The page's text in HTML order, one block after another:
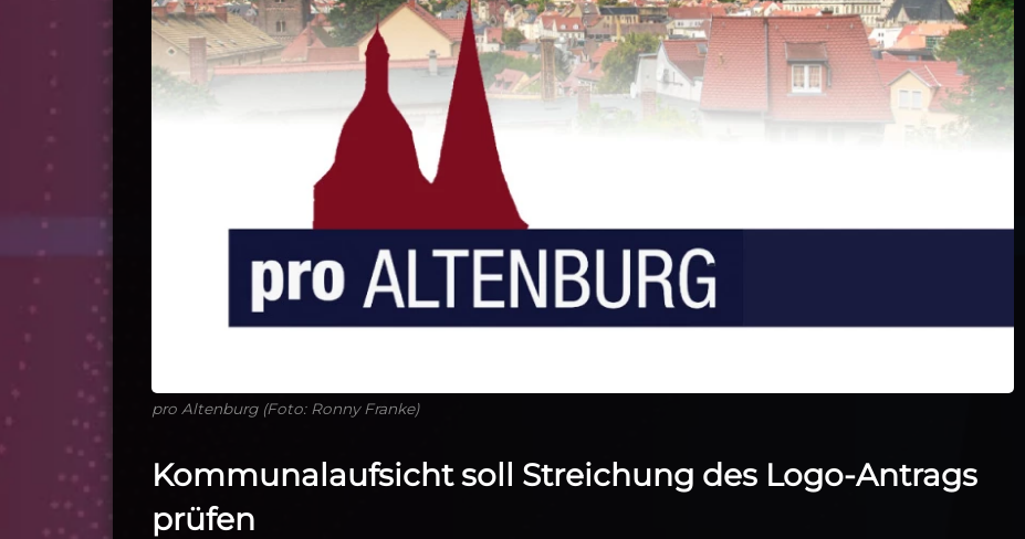
pro Altenburg (Foto: Ronny Franke)
Kommunalaufsicht soll Streichung des Logo-Antrags
prüfen